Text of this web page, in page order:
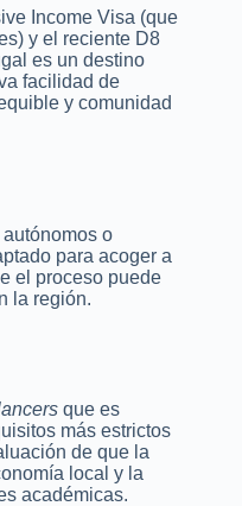
Income Visa (que
y el reciente D8
es un destino
facilidad de
y comunidad
o
para acoger a
el proceso puede
la región.
que es
más estrictos
de que la
local y la
académicas.